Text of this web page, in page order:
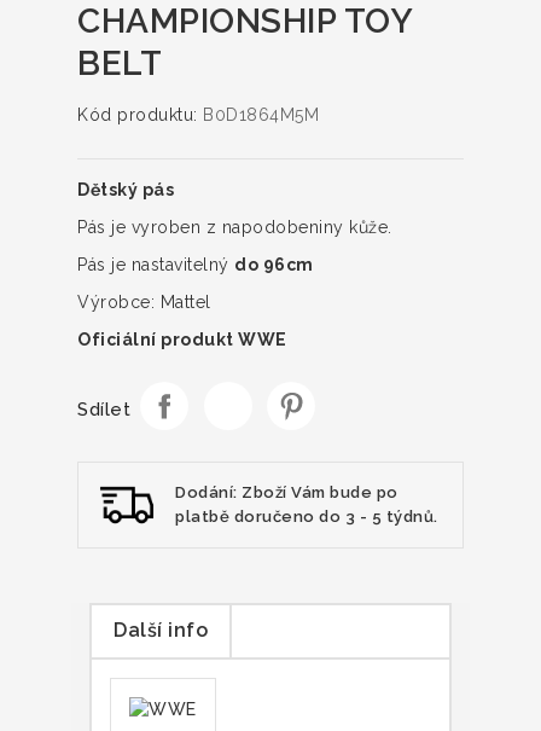
CHAMPIONSHIP TOY
BELT
Kód produktu: B0D1864M5M
Dětský pás
Pás je vyroben z napodobeniny kůže.
Pás je nastavitelný do 96cm
Výrobce: Mattel
Oficiální produkt WWE
Sdílet
Dodání: Zboží Vám bude po
platbě doručeno do 3 - 5 týdnů.
Další info